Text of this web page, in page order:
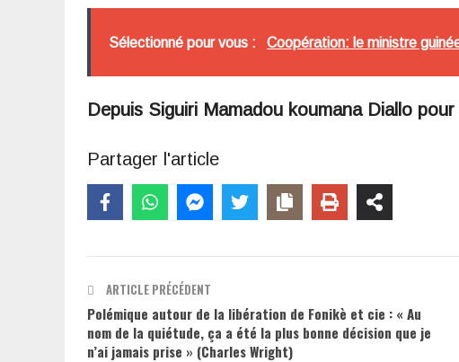
Sélectionné pour vous : Coopération: le ministre
Depuis Siguiri Mamadou koumana Diallo
Partager l'article
ARTICLE PRÉCÉDENT
Polémique autour de la libération de Fonikè et cie : « Au
nom de la quiétude, ça a été la plus bonne décision que je
n’ai jamais prise » (Charles Wright)